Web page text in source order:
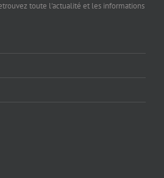
toute l'actualité et les informations